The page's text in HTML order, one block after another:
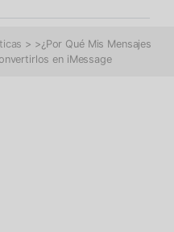
> >¿Por Qué Mis Mensajes
en iMessage